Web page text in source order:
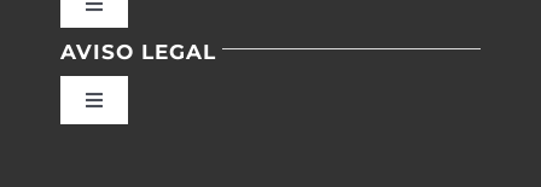
Toggle
Inicio
AVISO LEGAL
Toggle